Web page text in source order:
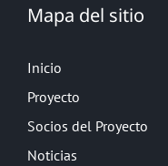
Mapa del sitio
Inicio
Proyecto
Socios del Proyecto
Noticias